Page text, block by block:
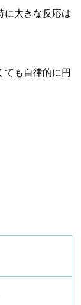
に大きな反応は
ても自律的に円